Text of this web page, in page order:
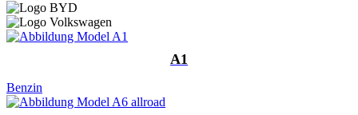
A1
Benzin